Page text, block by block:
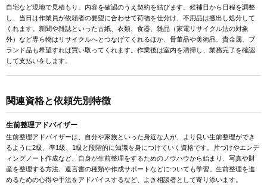
自宅など現地で見積もり。内容を確認のうえ契約を結びます。候補日から日程を調整
し、当日は作業員が依頼者の要望に合わせて荷物を仕分け、不用品は搬出し処分して
くれます。新聞や雑誌といった古紙、衣類、食器、雑品（家電リサイクル法の対象
外）など専ら物はリサイクルへとつなげてくれるほか、骨董品や美術品、貴金属、ブ
ランド品も希望すれば買い取ってくれます。作業後は室内を清掃し、業務完了を確認
して支払いをします。
関連資格と依頼先別特徴
生前整理アドバイザー
生前整理アドバイザーは、自分や家族といった身近な人が、より良い生前整理ができ
るように2級、準1級、1級と段階的に知識を身につけていく資格です。片づけやエンデ
ィングノート作成など、自身が生前整理をするためのノウハウから始まり、写真や財
産を整理する方法、遺言書の種類や作成サポートなどについても学習。生前整理を進
めるための心得や手法をアドバイスするなど、よき相談者として寄り添います。